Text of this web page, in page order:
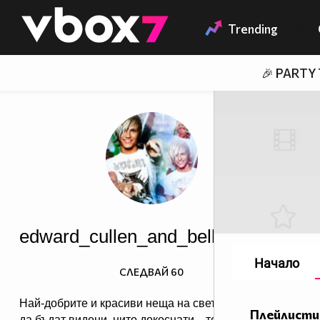
👾 Trending
🎉 PARTY
edward_cullen_and_bella_cullen
Най-добрите и красиви неща на света не могат
СЛЕДВАЙ 60
Плейлисти
Начало